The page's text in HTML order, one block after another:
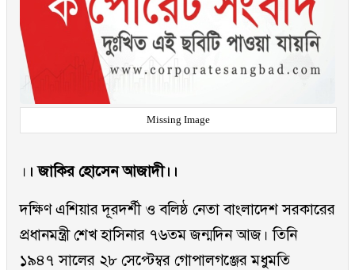
Missing Image
। । জাকির হোসেন আজাদী।।
দক্ষিণ এশিয়ার দূরদর্শী ও বলিষ্ঠ নেতা বাংলাদেশ সরকারের
প্রধানমন্ত্রী শেখ হাসিনার ৭৬তম জন্মদিন আজ। তিনি
১৯৪৭ সালের ২৮ সেপ্টেম্বর গোপালগঞ্জের মধুমতি